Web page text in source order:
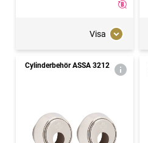
Visa
Cylinderbehör ASSA 3212